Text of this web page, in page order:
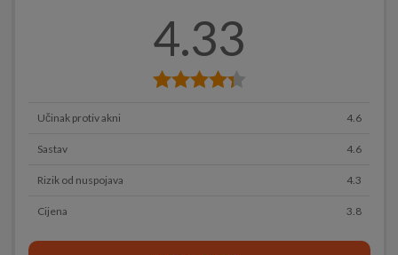
4.33
Učinak protiv akni 4.6
Sastav 4.6
Rizik od nuspojava 4.3
Cijena 3.8